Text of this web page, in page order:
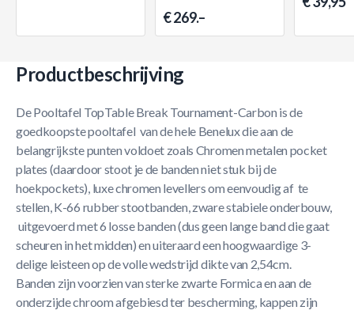
€ 269.–
Productbeschrijving
De Pooltafel TopTable Break Tournament-Carbon is de
goedkoopste pooltafel van de hele Benelux die aan de
belangrijkste punten voldoet zoals Chromen metalen pocket
plates (daardoor stoot je de banden niet stuk bij de
hoekpockets), luxe chromen levellers om eenvoudig af te
stellen, K-66 rubber stootbanden, zware stabiele onderbouw,
uitgevoerd met 6 losse banden (dus geen lange band die gaat
scheuren in het midden) en uiteraard een hoogwaardige 3-
delige leisteen op de volle wedstrijd dikte van 2,54cm.
Banden zijn voorzien van sterke zwarte Formica en aan de
onderzijde chroom afgebiesd ter bescherming, kappen zijn